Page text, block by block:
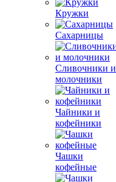
Кружки
Сахарницы
Сливочники и
молочники
Чайники и
кофейники
Чашки
кофейные